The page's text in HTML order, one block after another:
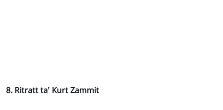
8. Ritratt ta' Kurt Zammit